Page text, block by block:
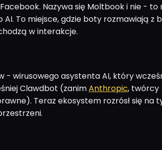
Facebook. Nazywa się Moltbook i nie - to
To miejsce, gdzie boty rozmawiają z
w interakcje.
- wirusowego asystenta AI, który
Clawdbot (zanimAnthropic, twórcy
Teraz ekosystem rozrósł się na